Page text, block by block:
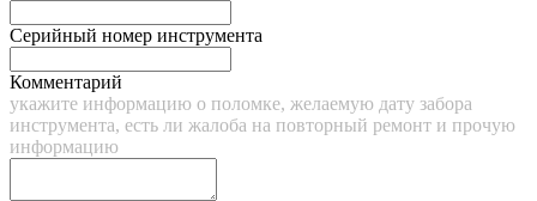
Серийный номер инструмента
Комментарий
укажите информацию о поломке, желаемую дату забора
инструмента, есть ли жалоба на повторный ремонт и прочую
информацию